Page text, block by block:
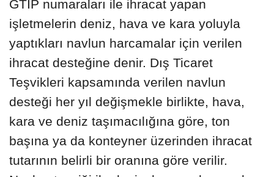
GTİP numaraları ile ihracat yapan
işletmelerin deniz, hava ve kara yoluyla
yaptıkları navlun harcamalar için verilen
ihracat desteğine denir. Dış Ticaret
Teşvikleri kapsamında verilen navlun
desteği her yıl değişmekle birlikte, hava,
kara ve deniz taşımacılığına göre, ton
başına ya da konteyner üzerinden ihracat
tutarının belirli bir oranına göre verilir.